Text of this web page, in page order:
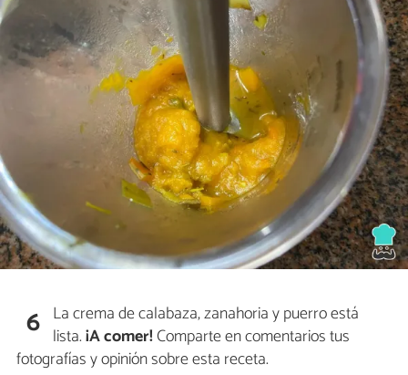
6 La crema de calabaza, zanahoria y puerro está
lista.¡A comer!Comparte en comentarios tus
fotografías y opinión sobre esta receta.